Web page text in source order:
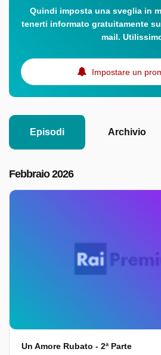
Quindi imposta una sveglia in
tenerti informato gratuitamente
mail.
Impostare un
Episodi Archivio
Febbraio 2026
Un Amore Rubato - 2ª Parte